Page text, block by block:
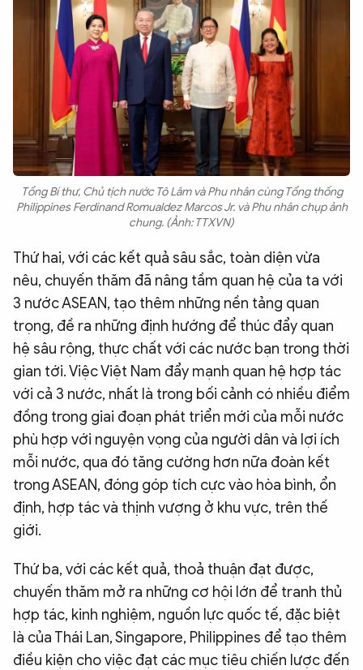
Tổng Bí thư, Chủ tịch nước Tô Lâm và Phu nhân cùng Tổng thống
Philippines Ferdinand Romualdez Marcos Jr. và Phu nhân chụp ảnh
chung. (Ảnh: TTXVN)
Thứ hai, với các kết quả sâu sắc, toàn diện vừa
nêu, chuyến thăm đã nâng tầm quan hệ của ta với
3 nước ASEAN, tạo thêm những nền tảng quan
trọng, đề ra những định hướng để thúc đẩy quan
hệ sâu rộng, thực chất với các nước bạn trong thời
gian tới. Việc Việt Nam đẩy mạnh quan hệ hợp tác
với cả 3 nước, nhất là trong bối cảnh có nhiều điểm
đồng trong giai đoạn phát triển mới của mỗi nước
phù hợp với nguyện vọng của người dân và lợi ích
mỗi nước, qua đó tăng cường hơn nữa đoàn kết
trong ASEAN, đóng góp tích cực vào hòa bình, ổn
định, hợp tác và thịnh vượng ở khu vực, trên thế
giới.
Thứ ba, với các kết quả, thoả thuận đạt được,
chuyến thăm mở ra những cơ hội lớn để tranh thủ
hợp tác, kinh nghiệm, nguồn lực quốc tế, đặc biệt
là của Thái Lan, Singapore, Philippines để tạo thêm
điều kiện cho việc đạt các mục tiêu chiến lược đến